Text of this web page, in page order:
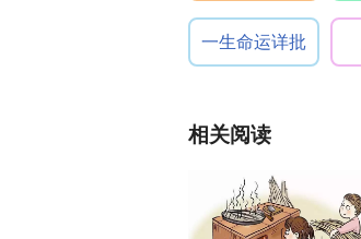
一生命运详批
相关阅读